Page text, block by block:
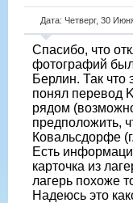
Дата: Четверг, 30
Спасибо, что
фотографий
Берлин. Так
понял перевод
рядом
предположить,
Ковальсдорфе
Есть
карточка из
лагерь похоже
Надеюсь это